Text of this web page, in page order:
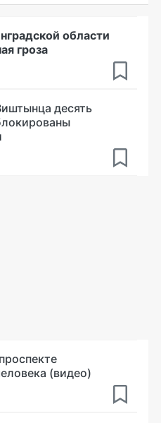
области
гроза
десять
(видео)